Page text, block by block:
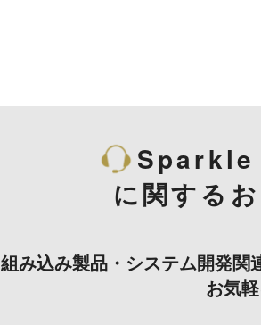
Sparkle
に関する
組み込み製品・システム開発関
お気